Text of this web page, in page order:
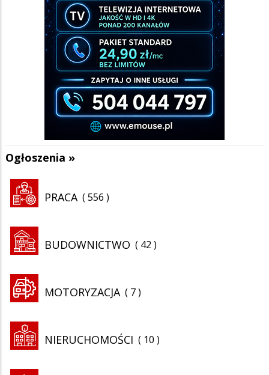
Ogłoszenia »
PRACA 556
BUDOWNICTWO 42
MOTORYZACJA 7
NIERUCHOMOŚCI 10